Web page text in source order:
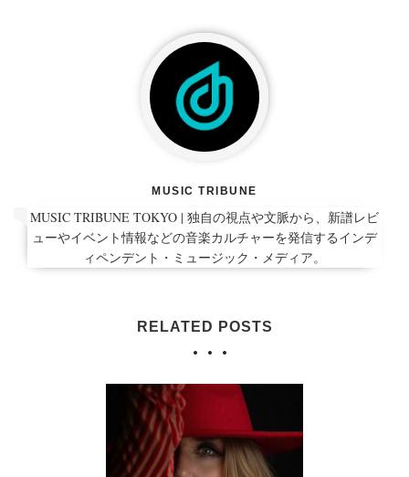
MUSIC TRIBUNE
MUSIC TRIBUNE TOKYO | 独自の視点や文脈から、新譜レビ
ューやイベント情報などの音楽カルチャーを発信するインデ
ィペンデント・ミュージック・メディア。
RELATED POSTS